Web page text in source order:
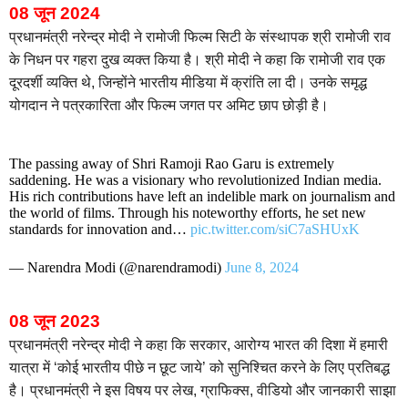
08 जून 2024
प्रधानमंत्री नरेन्द्र मोदी ने रामोजी फिल्म सिटी के संस्थापक श्री रामोजी राव
के निधन पर गहरा दुख व्यक्त किया है। श्री मोदी ने कहा कि रामोजी राव एक
दूरदर्शी व्‍यक्ति थे, जिन्होंने भारतीय मीडिया में क्रांति ला दी। उनके समृद्ध
योगदान ने पत्रकारिता और फिल्म जगत पर अमिट छाप छोड़ी है।
The passing away of Shri Ramoji Rao Garu is extremely
saddening. He was a visionary who revolutionized Indian media.
His rich contributions have left an indelible mark on journalism and
the world of films. Through his noteworthy efforts, he set new
standards for innovation and… pic.twitter.com/siC7aSHUxK
— Narendra Modi (@narendramodi) June 8, 2024
08 जून 2023
प्रधानमंत्री नरेन्द्र मोदी ने कहा कि सरकार, आरोग्य भारत की दिशा में हमारी
यात्रा में ‘कोई भारतीय पीछे न छूट जाये’ को सुनिश्चित करने के लिए प्रतिबद्ध
है। प्रधानमंत्री ने इस विषय पर लेख, ग्राफिक्स, वीडियो और जानकारी साझा